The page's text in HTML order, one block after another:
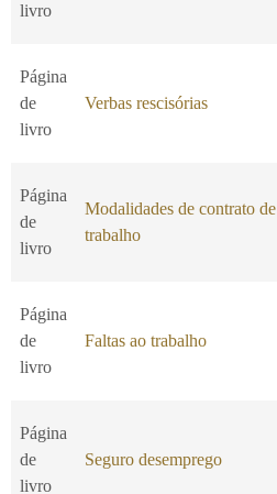
livro
Página
de
livro
Verbas rescisórias
Página
de
livro
Modalidades de contrato de
trabalho
Página
de
livro
Faltas ao trabalho
Página
de
livro
Seguro desemprego